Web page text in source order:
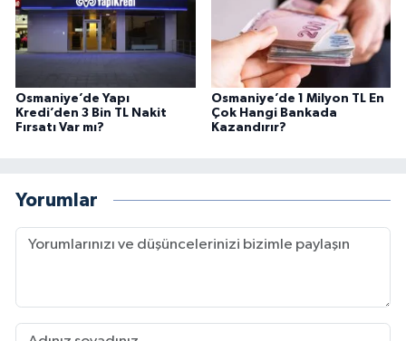
Osmaniye’de Yapı
Kredi’den 3 Bin TL Nakit
Fırsatı Var mı?
Osmaniye’de 1 Milyon TL En
Çok Hangi Bankada
Kazandırır?
Yorumlar